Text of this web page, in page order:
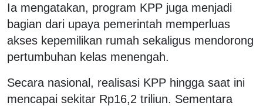
Ia mengatakan, program KPP juga menjadi
bagian dari upaya pemerintah memperluas
akses kepemilikan rumah sekaligus mendorong
pertumbuhan kelas menengah.
Secara nasional, realisasi KPP hingga saat ini
mencapai sekitar Rp16,2 triliun. Sementara